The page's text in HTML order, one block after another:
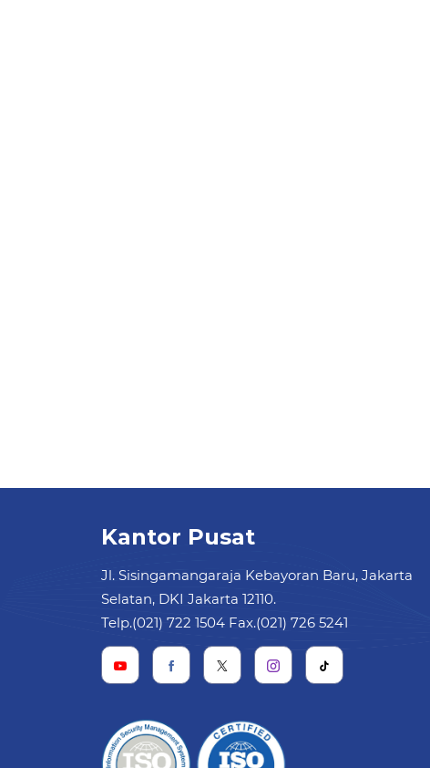
Kantor Pusat
Jl. Sisingamangaraja Kebayoran Baru, Jakarta
Selatan, DKI Jakarta 12110.
Telp.(021) 722 1504 Fax.(021) 726 5241